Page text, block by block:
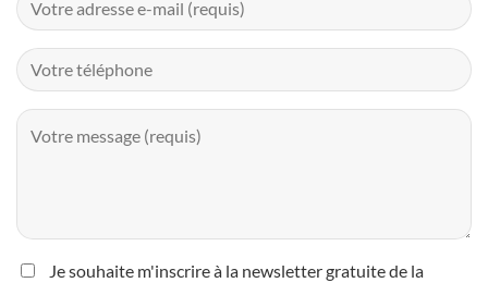
Je souhaite m'inscrire à la newsletter gratuite de la